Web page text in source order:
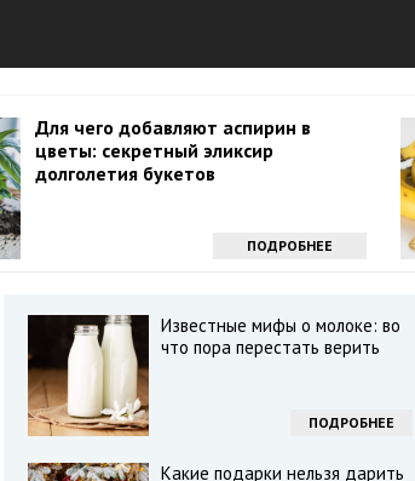
Для чего добавляют аспирин в
цветы: секретный эликсир
долголетия букетов
ПОДРОБНЕЕ
Известные мифы о молоке: во
что пора перестать верить
ПОДРОБНЕЕ
Какие подарки нельзя дарить